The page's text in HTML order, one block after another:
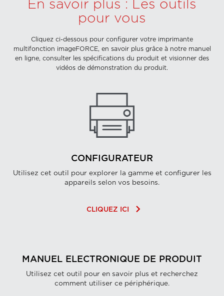
En savoir plus : Les outils
pour vous
Cliquez ci-dessous pour configurer votre imprimante
multifonction imageFORCE, en savoir plus grâce à notre manuel
en ligne, consulter les spécifications du produit et visionner des
vidéos de démonstration du produit.
CONFIGURATEUR
Utilisez cet outil pour explorer la gamme et configurer les
appareils selon vos besoins.
CLIQUEZ ICI keyboard_arrow_right
MANUEL ELECTRONIQUE DE PRODUIT
Utilisez cet outil pour en savoir plus et recherchez
comment utiliser ce périphérique.